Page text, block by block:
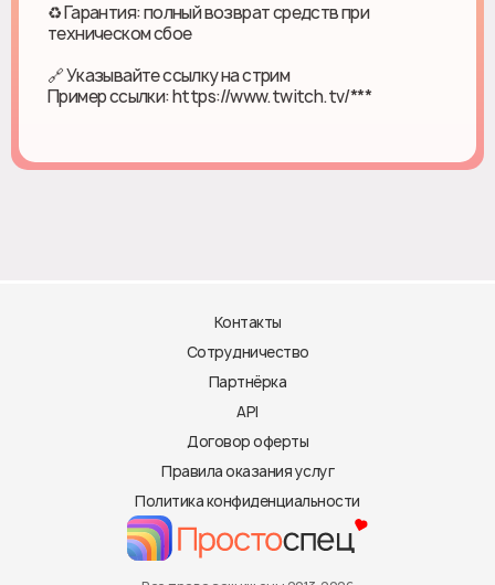
♻ Гарантия: полный возврат средств при
техническом сбое
🔗 Указывайте ссылку на стрим
Пример ссылки: https://www.twitch.tv/***
Контакты
Сотрудничество
Партнёрка
API
Договор оферты
Правила оказания услуг
Политика конфиденциальности